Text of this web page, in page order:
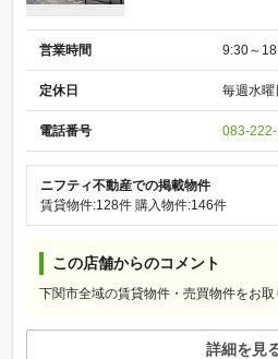
営業時間 9:30～
定休日 毎週水曜
電話番号 083-222-
ニフティ不動産での掲載物件
賃貸物件:128件 購入物件:146件
この店舗からのコメント
下関市全域の賃貸物件・売買物件をお取
詳細を見